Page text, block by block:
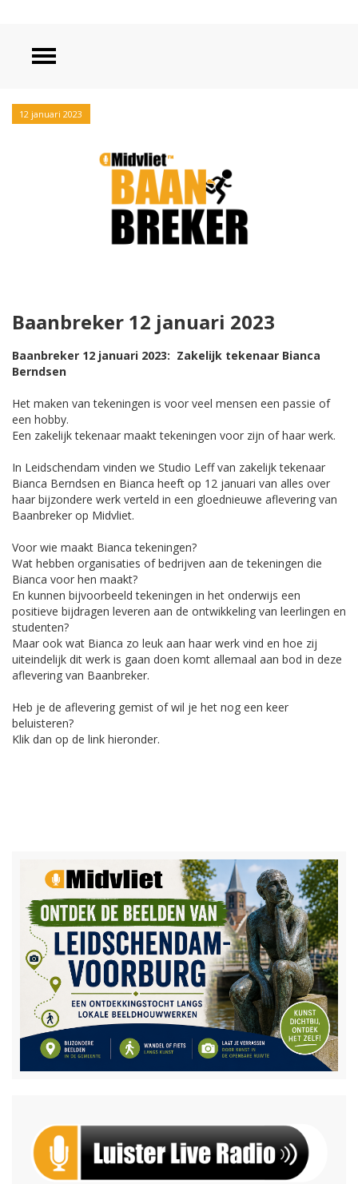
12 januari 2023
Baanbreker 12 januari 2023
Baanbreker 12 januari 2023: Zakelijk tekenaar Bianca
Berndsen
Het maken van tekeningen is voor veel mensen een passie of
een hobby.
Een zakelijk tekenaar maakt tekeningen voor zijn of haar werk.
In Leidschendam vinden we Studio Leff van zakelijk tekenaar
Bianca Berndsen en Bianca heeft op 12 januari van alles over
haar bijzondere werk verteld in een gloednieuwe aflevering van
Baanbreker op Midvliet.
Voor wie maakt Bianca tekeningen?
Wat hebben organisaties of bedrijven aan de tekeningen die
Bianca voor hen maakt?
En kunnen bijvoorbeeld tekeningen in het onderwijs een
positieve bijdragen leveren aan de ontwikkeling van leerlingen en
studenten?
Maar ook wat Bianca zo leuk aan haar werk vind en hoe zij
uiteindelijk dit werk is gaan doen komt allemaal aan bod in deze
aflevering van Baanbreker.
Heb je de aflevering gemist of wil je het nog een keer
beluisteren?
Klik dan op de link hieronder.